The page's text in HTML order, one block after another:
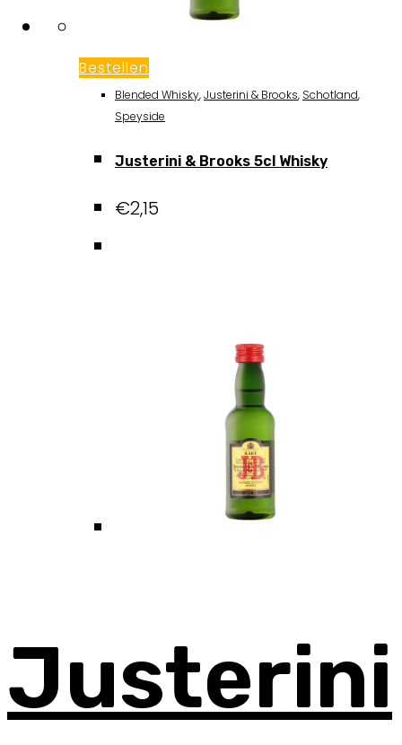
Bestellen
Blended Whisky,Justerini & Brooks, Schotland,
Speyside
Justerini & Brooks 5cl Whisky
€2,15
Justerini